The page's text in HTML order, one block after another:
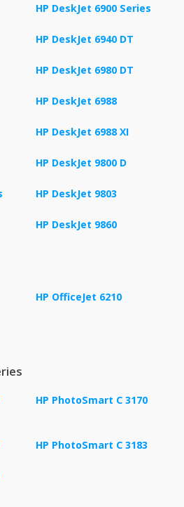
HP DeskJet 6900 Series
HP DeskJet 6940 DT
HP DeskJet 6980 DT
HP DeskJet 6988
HP DeskJet 6988 XI
HP DeskJet 9800 D
HP DeskJet 9803
HP DeskJet 9860
HP OfficeJet 6210
HP PhotoSmart C 3170
HP PhotoSmart C 3183